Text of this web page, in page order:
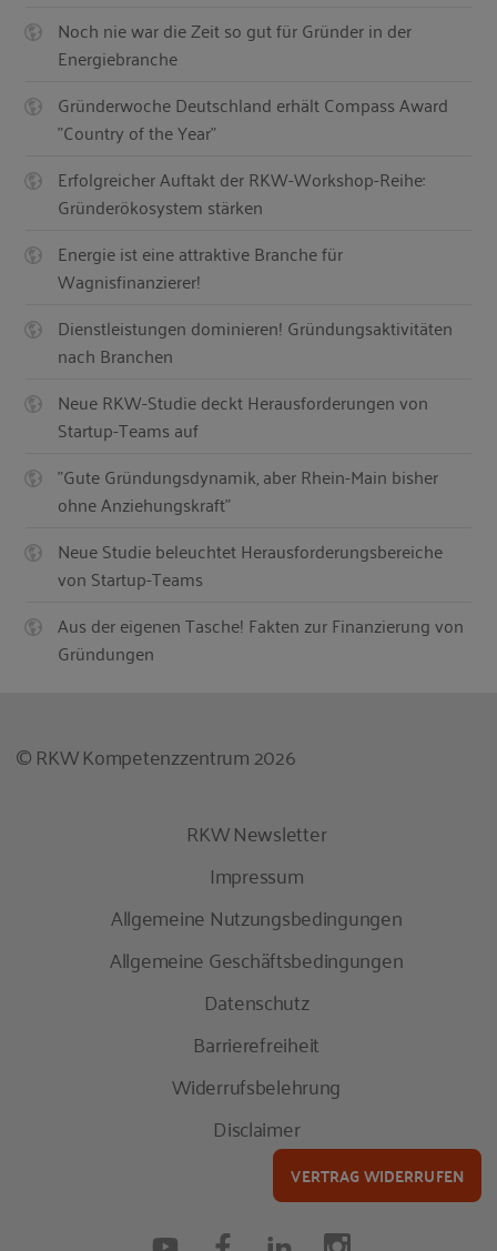
Noch nie war die Zeit so gut für Gründer in der
Energiebranche
Gründerwoche Deutschland erhält Compass Award
"Country of the Year"
Erfolgreicher Auftakt der RKW-Workshop-Reihe:
Gründerökosystem stärken
Energie ist eine attraktive Branche für
Wagnisfinanzierer!
Dienstleistungen dominieren! Gründungsaktivitäten
nach Branchen
Neue RKW-Studie deckt Herausforderungen von
Startup-Teams auf
"Gute Gründungsdynamik, aber Rhein-Main bisher
ohne Anziehungskraft"
Neue Studie beleuchtet Herausforderungsbereiche
von Startup-Teams
Aus der eigenen Tasche! Fakten zur Finanzierung von
Gründungen
© RKW Kompetenzzentrum 2026
RKW Newsletter
Impressum
Allgemeine Nutzungsbedingungen
Allgemeine Geschäftsbedingungen
Datenschutz
Barrierefreiheit
Widerrufsbelehrung
Disclaimer
VERTRAG WIDERRUFEN